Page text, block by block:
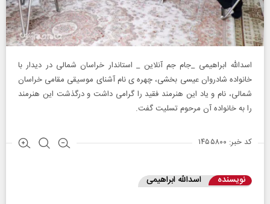
اسدالله ابراهیمی _جام جم آنلاین _ استاندار خراسان شمالی در دیدار با
خانواده شادروان عیسی بخشی، چهره ی نام آشنای موسیقی مقامی خراسان
شمالی، نام و یاد این هنرمند فقید را گرامی داشت و درگذشت این هنرمند
را به خانواده آن مرحوم تسلیت گفت.
کد خبر: ۱۴۵۵۸۰۰
نویسنده اسدالله ابراهیمی